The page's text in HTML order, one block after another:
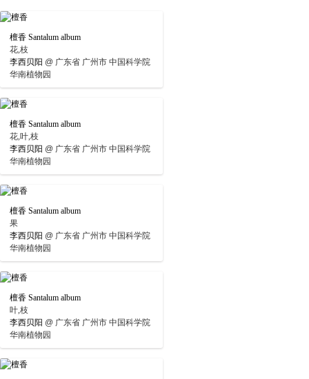
檀香 Santalum album
花,枝
李西贝阳 @ 广东省 广州市 中国科学院
华南植物园
檀香 Santalum album
花,叶,枝
李西贝阳 @ 广东省 广州市 中国科学院
华南植物园
檀香 Santalum album
果
李西贝阳 @ 广东省 广州市 中国科学院
华南植物园
檀香 Santalum album
叶,枝
李西贝阳 @ 广东省 广州市 中国科学院
华南植物园